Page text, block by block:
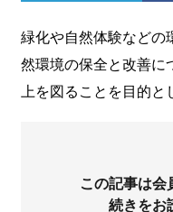
緑化や自然体験などの
然環境の保全と改善に
上を図ることを目的と
この記事は会
続きをお